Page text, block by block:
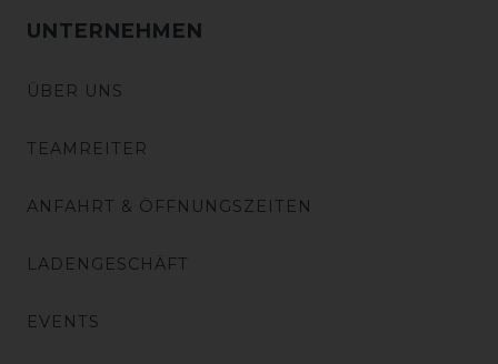
UNTERNEHMEN
ÜBER UNS
TEAMREITER
ANFAHRT & ÖFFNUNGSZEITEN
LADENGESCHÄFT
EVENTS